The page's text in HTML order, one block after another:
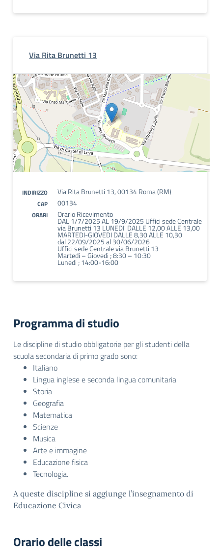
Via Rita Brunetti 13
INDIRIZZO Via Rita Brunetti 13, 00134 Roma (RM)
CAP 00134
ORARI Orario Ricevimento
DAL 1/7/2025 AL 19/9/2025 Uffici sede Centrale
via Brunetti 13 LUNEDI' DALLE 12,00 ALLE 13,00
MARTEDI-GIOVEDI DALLE 8,30 ALLE 10,30
dal 22/09/2025 al 30/06/2026
Uffici sede Centrale via Brunetti 13
Martedi – Giovedi ; 8:30 – 10:30
Lunedi ; 14:00-16:00
Programma di studio
Le discipline di studio obbligatorie per gli studenti della
scuola secondaria di primo grado sono:
Italiano
Lingua inglese e seconda lingua comunitaria
Storia
Geografia
Matematica
Scienze
Musica
Arte e immagine
Educazione fisica
Tecnologia.
A queste discipline si aggiunge l’insegnamento di
Educazione Civica
Orario delle classi